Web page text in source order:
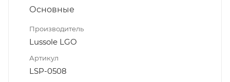
Основные
Производитель
Lussole LGO
Артикул
LSP-0508